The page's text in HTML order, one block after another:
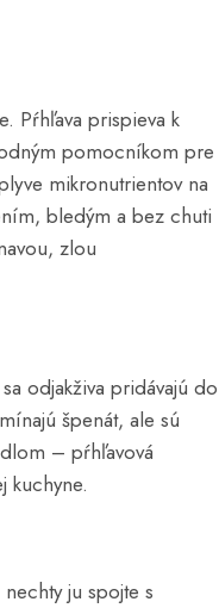
Pŕhľava prispieva k
pomocníkom pre
mikronutrientov na
bledým a bez chuti
zlou
odjakživa pridávajú do
špenát, ale sú
– pŕhľavová
kuchyne.
ju spojte s